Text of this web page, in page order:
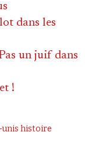
dans les
un juif dans
!
histoire